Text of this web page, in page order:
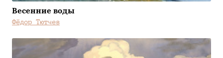
Весенние воды
Фёдор Тютчев